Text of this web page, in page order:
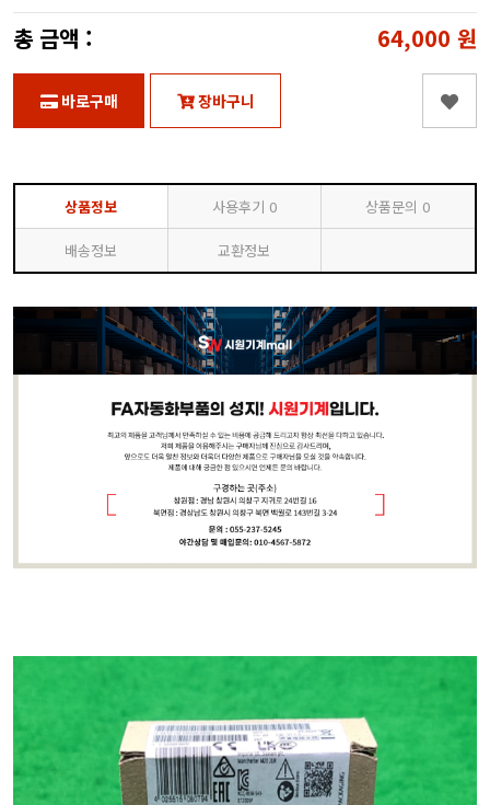
총 금액 : 64,000 원
바로구매 장바구니
상품정보 사용후기 0 상품문의 0
배송정보 교환정보